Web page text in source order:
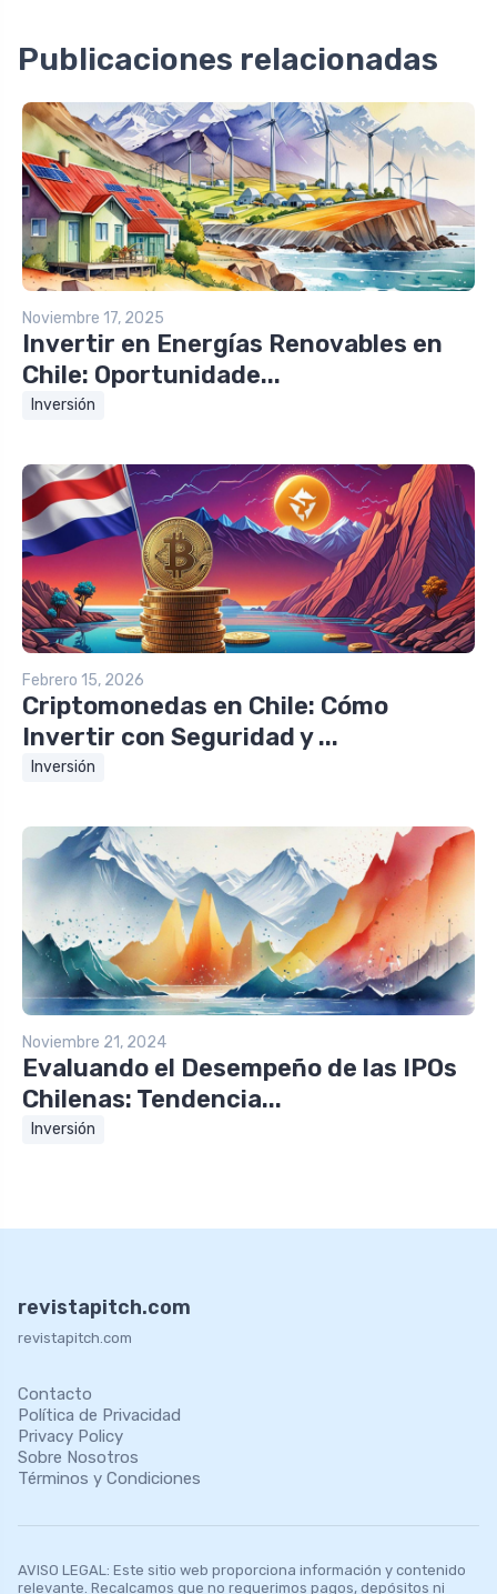
Publicaciones relacionadas
Noviembre 17, 2025
Invertir en Energías Renovables en
Chile: Oportunidade...
Inversión
Febrero 15, 2026
Criptomonedas en Chile: Cómo
Invertir con Seguridad y ...
Inversión
Noviembre 21, 2024
Evaluando el Desempeño de las IPOs
Chilenas: Tendencia...
Inversión
revistapitch.com
revistapitch.com
Contacto
Política de Privacidad
Privacy Policy
Sobre Nosotros
Términos y Condiciones
AVISO LEGAL: Este sitio web proporciona información y contenido
relevante. Recalcamos que no requerimos pagos, depósitos ni